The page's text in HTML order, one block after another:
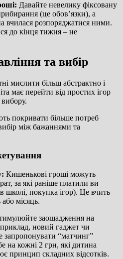
Давайте невелику фіксовану
(це обов’язки), а
вчилася розпоряджатися ними.
до кінця тижня – не
та вибір
мислити більш абстрактно і
має перейти від простих ігор
покривати більше потреб
між бажаннями та
Кишенькові гроші можуть
за які раніше платили ви
школі, покупка ігор). Це вчить
місяць.
заощадження на
новий гаджет чи
“матчинг”
на кожні 2 грн, які дитина
принцип складних відсотків.